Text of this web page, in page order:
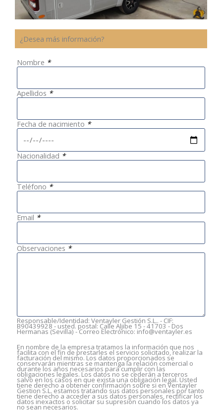
¿Desea más información?
Nombre *
Apellidos *
Fecha de nacimiento *
Nacionalidad *
Teléfono *
Email *
Observaciones *
Responsable/Identidad: Ventayler Gestión S.L.. - CIF:
B90439928 - usted. postal: Calle Aljibe 15 - 41703 - Dos
Hermanas (Sevilla) - Correo Electrónico: info@ventayler.es
En nombre de la empresa tratamos la información que nos
facilita con el fin de prestarles el servicio solicitado, realizar la
facturación del mismo. Los datos proporcionados se
conservarán mientras se mantenga la relación comercial o
durante los años necesarios para cumplir con las
obligaciones legales. Los datos no se cederán a terceros
salvo en los casos en que exista una obligación legal. Usted
tiene derecho a obtener confirmación sobre si en Ventayler
Gestion S.L. estamos tratando sus datos personales por tanto
tiene derecho a acceder a sus datos personales, rectificar los
datos inexactos o solicitar su supresión cuando los datos ya
no sean necesarios.